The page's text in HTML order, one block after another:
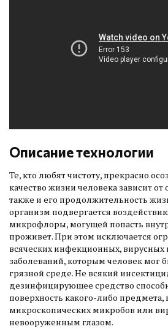
Описание технологии
Те, кто любят чистоту, прекрасно
качество жизни человека зависит
также и его продолжительность
организм подвергается
микрофлоры, могущей попасть
проживет. При этом исключается
всяческих инфекционных, вирусных
заболеваний, которым человек мог
грязной среде. Не всякий
дезинфицирующее средство
поверхность какого-либо предмета,
микроскопических микробов или
невооруженным глазом.